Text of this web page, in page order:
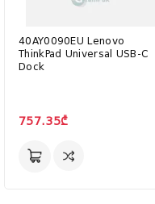
40AY0090EU Lenovo
ThinkPad Universal USB-C
Dock
757.35₾